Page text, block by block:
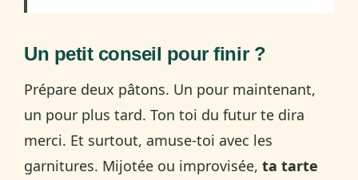
Un petit conseil pour finir ?
Prépare deux pâtons. Un pour maintenant,
un pour plus tard. Ton toi du futur te dira
merci. Et surtout, amuse-toi avec les
garnitures. Mijotée ou improvisée, ta tarte